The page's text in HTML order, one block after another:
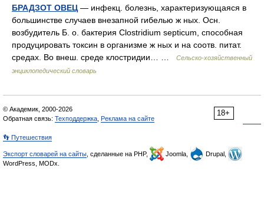
БРАДЗОТ ОВЕЦ — инфекц. болезнь, характеризующаяся в
большинстве случаев внезапной гибелью ж ных. Осн.
возбудитель Б. о. бактерия Clostridium septicum, способная
продуцировать токсин в организме ж ных и на соотв. питат.
средах. Во внеш. среде клостридии… …
Сельско-хозяйственный
энциклопедический словарь
18+
© Академик, 2000-2026
Обратная связь: Техподдержка Реклама на сайте
👣 Путешествия
Экспорт словарей на сайты , сделанные на PHP, Joomla,
Drupal,
WordPress, MODx.